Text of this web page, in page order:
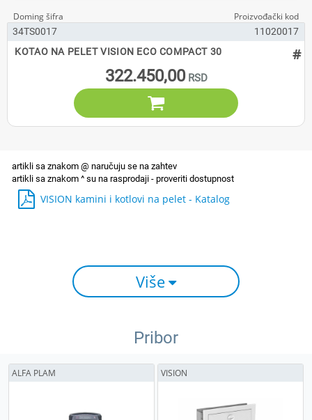
34TS0017
11020017
KOTAO NA PELET VISION ECO COMPACT 30
322.450,00
#

VISION kamini i kotlovi na pelet - Katalog
Više
Pribor
ALFA PLAM VISION